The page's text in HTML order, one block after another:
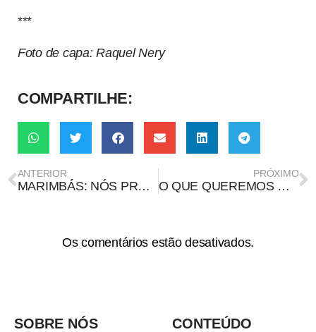
***
Foto de capa: Raquel Nery
COMPARTILHE:
ANTERIOR
MARIMBÁS: NÓS PRODUZ PODCAST SOBRE DITATURA COM VLADIMIR HERZOG
PRÓXIMO
O QUE QUEREMOS COM A EDUCAÇÃO DIGITAL?
Os comentários estão desativados.
SOBRE NÓS CONTEÚDO